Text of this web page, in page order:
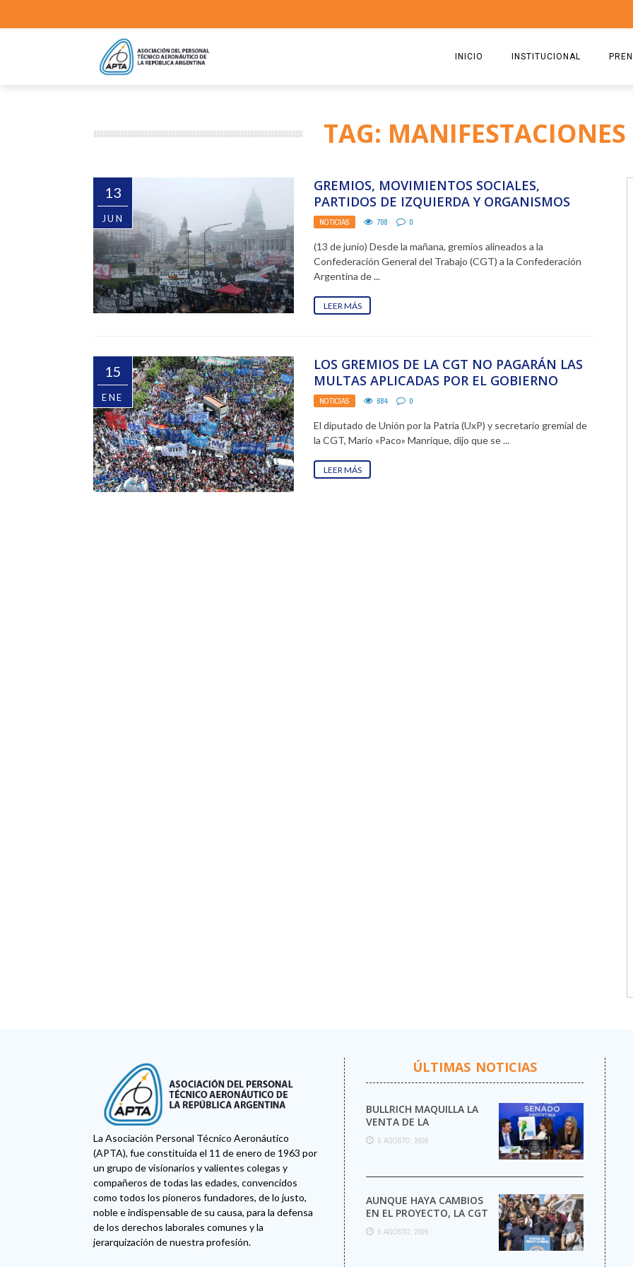
INICIO INSTITUCIONAL
ESTATUTO
RICARDO CIRIELLI
2025
TAG: MANIFESTACIONES
13
JUN
GREMIOS, MOVIMIENTOS SOCIALES,
PARTIDOS DE IZQUIERDA Y ORGANISMOS
DE DERECHOS HUMANOS FUERON
REPRIMIDOS EN LA ...
NOTICIAS 708 0
(13 de junio) Desde la mañana, gremios alineados a la
Confederación General del Trabajo (CGT) a la Confederación
Argentina de ...
LEER MÁS
15
ENE
LOS GREMIOS DE LA CGT NO PAGARÁN LAS
MULTAS APLICADAS POR EL GOBIERNO
NOTICIAS 684 0
El diputado de Unión por la Patria (UxP) y secretario gremial de
la CGT, Mario «Paco» Manrique, dijo que se ...
LEER MÁS
La Asociación Personal Técnico Aeronáutico
(APTA), fue constituida el 11 de enero de 1963 por
un grupo de visionarios y valientes colegas y
compañeros de todas las edades, convencidos
como todos los pioneros fundadores, de lo justo,
noble e indispensable de su causa, para la defensa
de los derechos laborales comunes y la
jerarquización de nuestra profesión.
ÚLTIMAS NOTICIAS
BULLRICH MAQUILLA LA
VENTA DE LA
ARGENTINA
5 AGOSTO, 2026
AUNQUE HAYA CAMBIOS
EN EL PROYECTO, LA CGT
MARCHA AL CONGRESO
CONTRA LA LEY DE ...
5 AGOSTO, 2026